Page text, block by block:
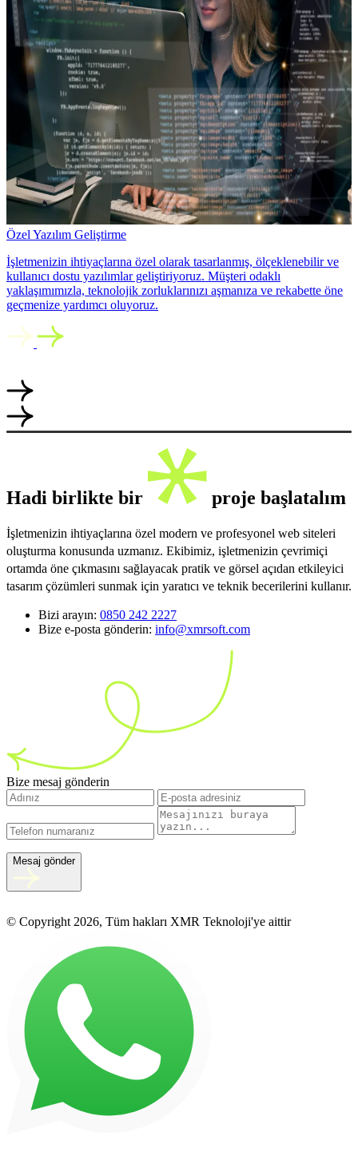
Özel Yazılım Geliştirme
İşletmenizin ihtiyaçlarına özel olarak tasarlanmış, ölçeklenebilir ve
kullanıcı dostu yazılımlar geliştiriyoruz. Müşteri odaklı
yaklaşımımızla, teknolojik zorluklarınızı aşmanıza ve rekabette öne
geçmenize yardımcı oluyoruz.
Hadi birlikte bir proje başlatalım
İşletmenizin ihtiyaçlarına özel modern ve profesyonel web siteleri
oluşturma konusunda uzmanız. Ekibimiz, işletmenizin çevrimiçi
ortamda öne çıkmasını sağlayacak pratik ve görsel açıdan etkileyici
tasarım çözümleri sunmak için yaratıcı ve teknik becerilerini kullanır.
Bizi arayın: 0850 242 2227
Bize e-posta gönderin: info@xmrsoft.com
Bize mesaj gönderin
Mesaj gönder
© Copyright 2026, Tüm hakları XMR Teknoloji'ye aittir